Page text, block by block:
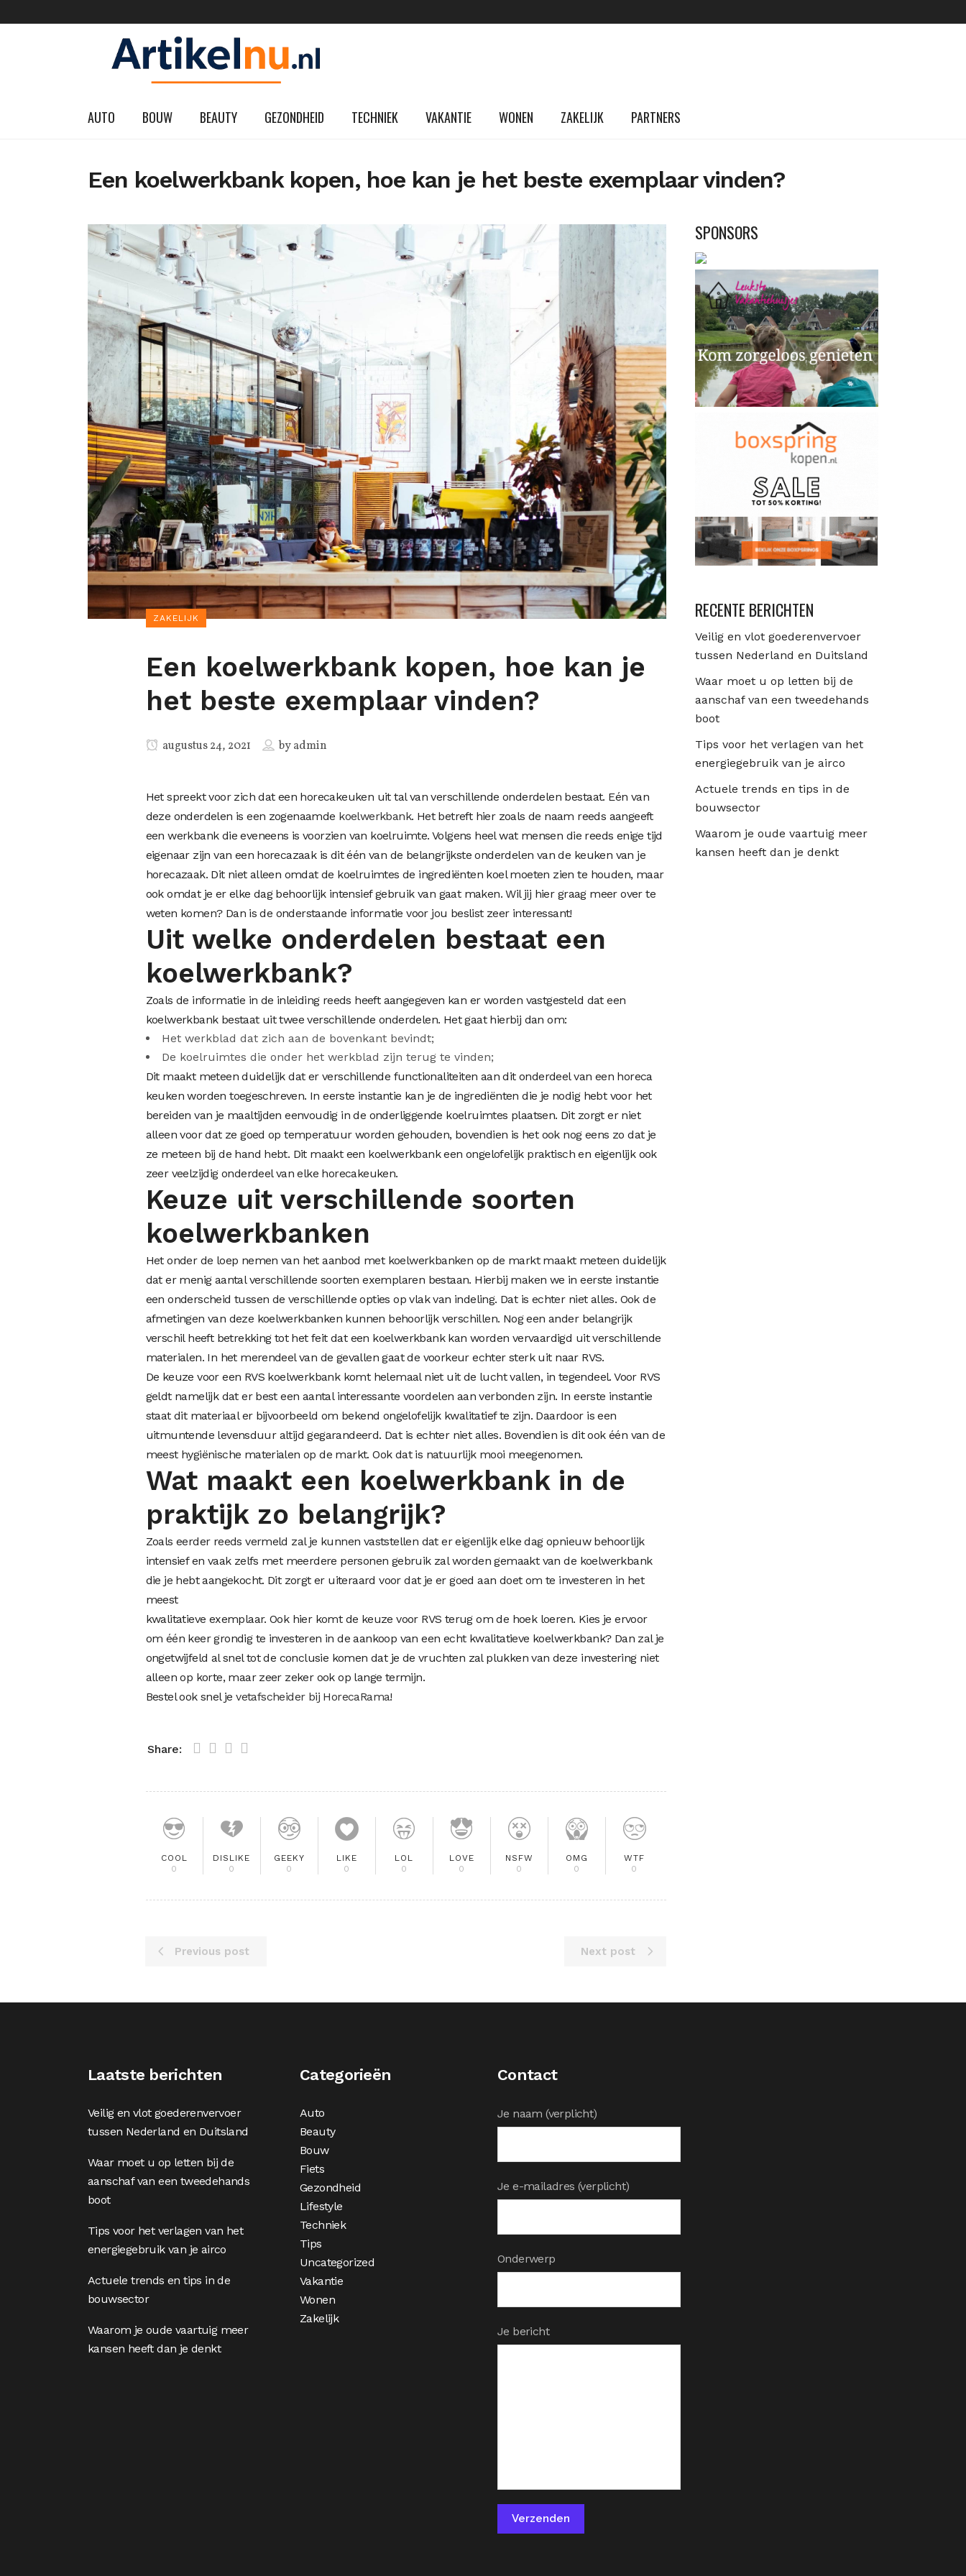
AUTO BOUW BEAUTY GEZONDHEID TECHNIEK VAKANTIE WONEN ZAKELIJK PARTNERS
Een koelwerkbank kopen, hoe kan je het beste exemplaar vinden?
ZAKELIJK
Een koelwerkbank kopen, hoe kan je
het beste exemplaar vinden?
augustus 24, 2021 byadmin
Het spreekt voor zich dat een horecakeuken uit tal van verschillende onderdelen bestaat. Eén van
deze onderdelen is een zogenaamde koelwerkbank. Het betreft hier zoals de naam reeds aangeeft
een werkbank die eveneens is voorzien van koelruimte. Volgens heel wat mensen die reeds enige tijd
eigenaar zijn van een horecazaak is dit één van de belangrijkste onderdelen van de keuken van je
horecazaak. Dit niet alleen omdat de koelruimtes de ingrediënten koel moeten zien te houden, maar
ook omdat je er elke dag behoorlijk intensief gebruik van gaat maken. Wil jij hier graag meer over te
weten komen? Dan is de onderstaande informatie voor jou beslist zeer interessant!
Uit welke onderdelen bestaat een
koelwerkbank?
Zoals de informatie in de inleiding reeds heeft aangegeven kan er worden vastgesteld dat een
koelwerkbank bestaat uit twee verschillende onderdelen. Het gaat hierbij dan om:
Het werkblad dat zich aan de bovenkant bevindt;
De koelruimtes die onder het werkblad zijn terug te vinden;
Dit maakt meteen duidelijk dat er verschillende functionaliteiten aan dit onderdeel van een horeca
keuken worden toegeschreven. In eerste instantie kan je de ingrediënten die je nodig hebt voor het
bereiden van je maaltijden eenvoudig in de onderliggende koelruimtes plaatsen. Dit zorgt er niet
alleen voor dat ze goed op temperatuur worden gehouden, bovendien is het ook nog eens zo dat je
ze meteen bij de hand hebt. Dit maakt een koelwerkbank een ongelofelijk praktisch en eigenlijk ook
zeer veelzijdig onderdeel van elke horecakeuken.
Keuze uit verschillende soorten
koelwerkbanken
Het onder de loep nemen van het aanbod met koelwerkbanken op de markt maakt meteen duidelijk
dat er menig aantal verschillende soorten exemplaren bestaan. Hierbij maken we in eerste instantie
een onderscheid tussen de verschillende opties op vlak van indeling. Dat is echter niet alles. Ook de
afmetingen van deze koelwerkbanken kunnen behoorlijk verschillen. Nog een ander belangrijk
verschil heeft betrekking tot het feit dat een koelwerkbank kan worden vervaardigd uit verschillende
materialen. In het merendeel van de gevallen gaat de voorkeur echter sterk uit naar RVS.
De keuze voor een RVS koelwerkbankkomt helemaal niet uit de lucht vallen, in tegendeel. Voor RVS
geldt namelijk dat er best een aantal interessante voordelen aan verbonden zijn. In eerste instantie
staat dit materiaal er bijvoorbeeld om bekend ongelofelijk kwalitatief te zijn. Daardoor is een
uitmuntende levensduur altijd gegarandeerd. Dat is echter niet alles. Bovendien is dit ook één van de
meest hygiënische materialen op de markt. Ook dat is natuurlijk mooi meegenomen.
Wat maakt een koelwerkbank in de
praktijk zo belangrijk?
Zoals eerder reeds vermeld zal je kunnen vaststellen dat er eigenlijk elke dag opnieuw behoorlijk
intensief en vaak zelfs met meerdere personen gebruik zal worden gemaakt van de koelwerkbank
die je hebt aangekocht. Dit zorgt er uiteraard voor dat je er goed aan doet om te investeren in het
meest
kwalitatieve exemplaar. Ook hier komt de keuze voor RVS terug om de hoek loeren. Kies je ervoor
om één keer grondig te investeren in de aankoop van een echt kwalitatieve koelwerkbank? Dan zal je
ongetwijfeld al snel tot de conclusie komen dat je de vruchten zal plukken van deze investering niet
alleen op korte, maar zeer zeker ook op lange termijn.
Bestel ook snel jevetafscheider bij HorecaRama!
Share:
COOL
0
DISLIKE
0
GEEKY
0
LIKE
0
LOL
0
LOVE
0
NSFW
0
OMG
0
WTF
0
Previous post Next post
SPONSORS
RECENTE BERICHTEN
Veilig en vlot goederenvervoer
tussen Nederland en Duitsland
Waar moet u op letten bij de
aanschaf van een tweedehands
boot
Tips voor het verlagen van het
energiegebruik van je airco
Actuele trends en tips in de
bouwsector
Waarom je oude vaartuig meer
kansen heeft dan je denkt
Laatste berichten
Veilig en vlot goederenvervoer
tussen Nederland en Duitsland
Waar moet u op letten bij de
aanschaf van een tweedehands
boot
Tips voor het verlagen van het
energiegebruik van je airco
Actuele trends en tips in de
bouwsector
Waarom je oude vaartuig meer
kansen heeft dan je denkt
Categorieën
Auto
Beauty
Bouw
Fiets
Gezondheid
Lifestyle
Techniek
Tips
Uncategorized
Vakantie
Wonen
Zakelijk
Contact
Je naam (verplicht)
Je e-mailadres (verplicht)
Onderwerp
Je bericht